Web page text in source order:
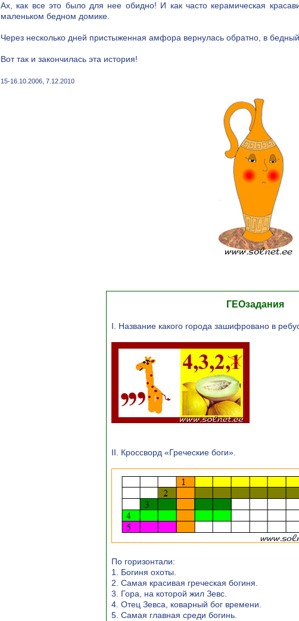
Ах, как все это было для нее обидно! И как часто керамическая
маленьком бедном домике.
Через несколько дней пристыженная амфора вернулась обратно, в
Вот так и закончилась эта история!
15-16.10.2006, 7.12.2010
ГЕОзадания
I. Название какого города зашифровано в
II. Кроссворд «Греческие боги».
По горизонтали:
1. Богиня охоты.
2. Самая красивая греческая богиня.
3. Гора, на которой жил Зевс.
4. Отец Зевса, коварный бог времени.
5. Самая главная среди богинь.